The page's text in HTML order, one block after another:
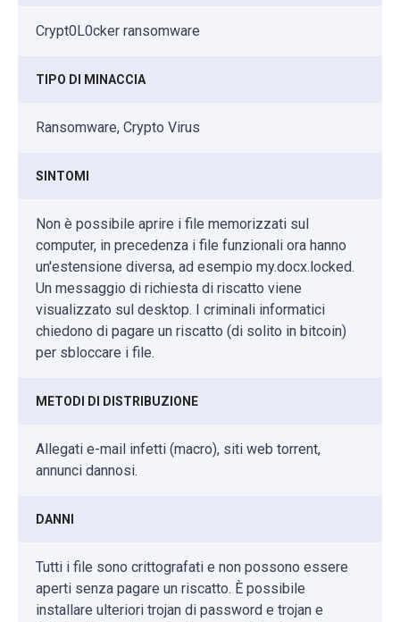
Crypt0L0cker ransomware
TIPO DI MINACCIA
Ransomware, Crypto Virus
SINTOMI
Non è possibile aprire i file memorizzati sul
computer, in precedenza i file funzionali ora hanno
un'estensione diversa, ad esempio my.docx.locked.
Un messaggio di richiesta di riscatto viene
visualizzato sul desktop. I criminali informatici
chiedono di pagare un riscatto (di solito in bitcoin)
per sbloccare i file.
METODI DI DISTRIBUZIONE
Allegati e-mail infetti (macro), siti web torrent,
annunci dannosi.
DANNI
Tutti i file sono crittografati e non possono essere
aperti senza pagare un riscatto. È possibile
installare ulteriori trojan di password e trojan e